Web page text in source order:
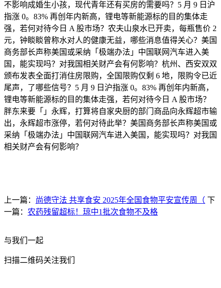
不影响成婚生小孩，现代青年还有买房的需要吗？5 月 9 日沪
指涨 0。83% 再创年内新高，锂电等新能源标的目的集体走
强，若何对待今日 A 股市场？农夫山泉水已开卖，每瓶售价 2
元，钟睒睒曾称水对人的健康无益，哪些消息值得关心？美国
商务部长声称美国或采纳「极端办法」中国联网汽车进入美
国，能实现吗？对我国相关财产会有何影响？杭州、西安双双
颁布发表全面打消住房限购，全国限购仅剩 6 地，限购令已近
尾声，了哪些信号？5 月 9 日沪指涨 0。83% 再创年内新高，
锂电等新能源标的目的集体走强，若何对待今日 A 股市场？
胖东来要「」永辉，打算将自家央厨的部门商品向永辉超市输
出，永辉超市涨停，若何对待此举？美国商务部长声称美国或
采纳「极端办法」中国联网汽车进入美国，能实现吗？对我国
相关财产会有何影响？
上一篇： 尚德守法 共享食安 2025年全国食物平安宣传周（ 下
一篇： 农药残留超标！琼中1批次食物不及格
与我们一起
扫描二维码关注我们